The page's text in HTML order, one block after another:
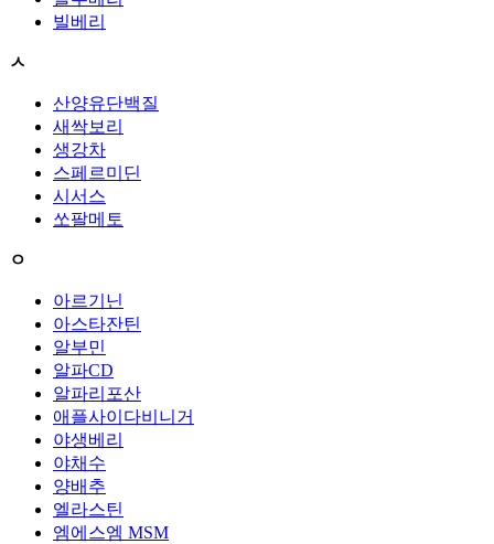
빌베리
ㅅ
산양유단백질
새싹보리
생강차
스페르미딘
시서스
쏘팔메토
ㅇ
아르기닌
아스타잔틴
알부민
알파CD
알파리포산
애플사이다비니거
야생베리
야채수
양배추
엘라스틴
엠에스엠 MSM